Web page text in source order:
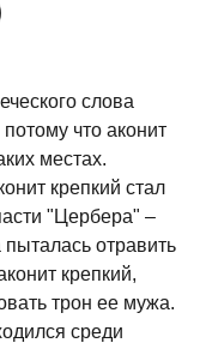
слова
что аконит
местах.
крепкий стал
"Цербера" –
пыталась отравить
крепкий,
трон ее мужа.
среди